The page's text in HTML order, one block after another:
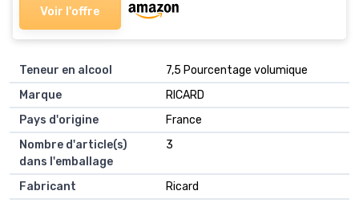
Voir l'offre
Teneur en alcool
‎7,5 Pourcentage volumique
Marque
‎RICARD
Pays d'origine
‎France
Nombre d'article(s)
dans l'emballage
‎3
Fabricant
‎Ricard